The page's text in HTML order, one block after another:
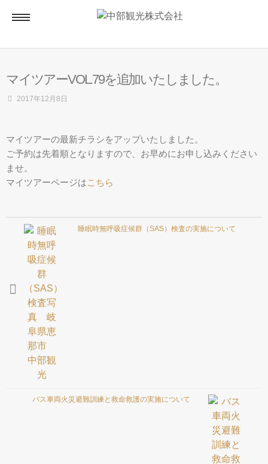
ホーム
貸切バス
マイツアー
アクセス
会社概要
お問合せ
マイツアーVOL.79を追加いたしました。
2017年12月8日
マイツアーの最新チラシをアップいたしました。
ご予約は先着順となりますので、お早めにお申し込みください
ませ。
マイツアーページはこちら
睡眠時無呼吸症候群（SAS）検査の実施について
バス車両火災避難訓練と救命救護の実施について